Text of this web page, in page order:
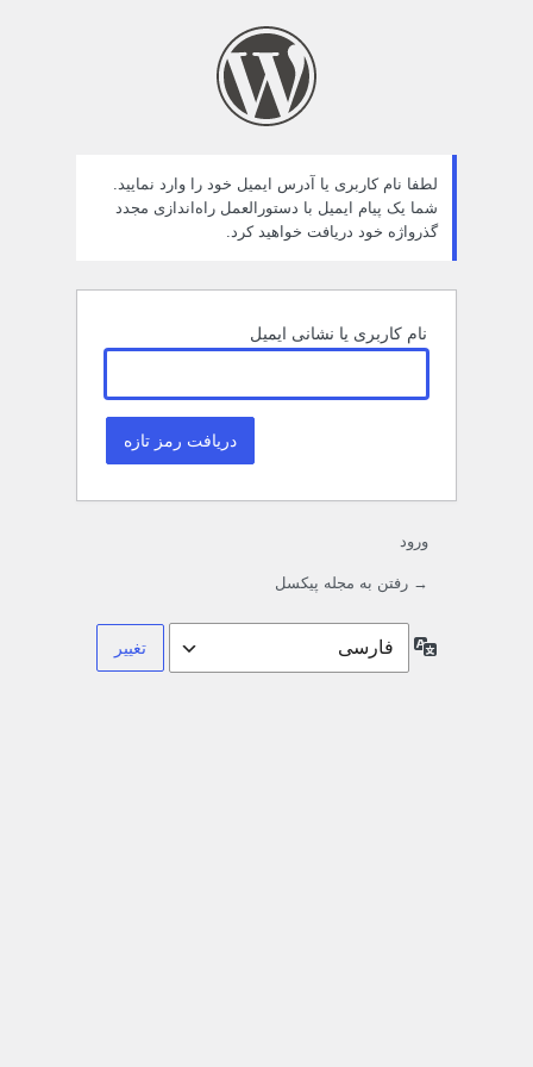
لطفا نام کاربری یا آدرس ایمیل خود را وارد نمایید.
شما یک پیام ایمیل با دستورالعمل راه‌اندازی مجدد
گذرواژه خود دریافت خواهید کرد.
نام کاربری یا نشانی ایمیل
ورود
→ رفتن به مجله پیکسل
زبان